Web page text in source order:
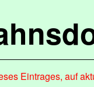
Eintrages, auf